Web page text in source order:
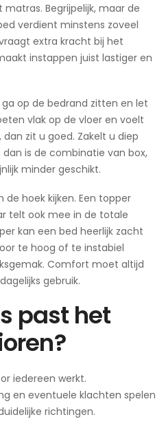
Begrijpelijk, maar de
verdient minstens zoveel
extra kracht bij het
instappen juist lastiger en
op de bedrand zitten en let
vlak op de vloer en voelt
zit u goed. Zakelt u diep
is de combinatie van box,
minder geschikt.
hoek kijken. Een topper
telt ook mee in de totale
kan een bed heerlijk zacht
te hoog of te instabiel
Comfort moet altijd
gebruik.
past het
iedereen werkt.
en eventuele klachten spelen
richtingen.